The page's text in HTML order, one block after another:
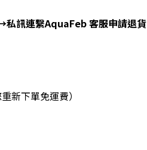
訊連繫AquaFeb 客服申請退貨
新下單免運費）